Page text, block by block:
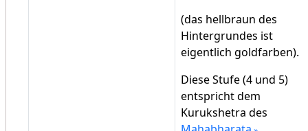
(das hellbraun des
Hintergrundes ist
eigentlich goldfarben).
Diese Stufe (4 und 5)
entspricht dem
Kurukshetra des